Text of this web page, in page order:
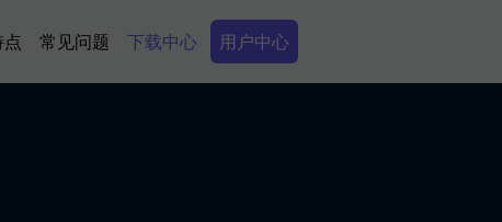
常见问题 下载中心 Secondary Menu
用户中心